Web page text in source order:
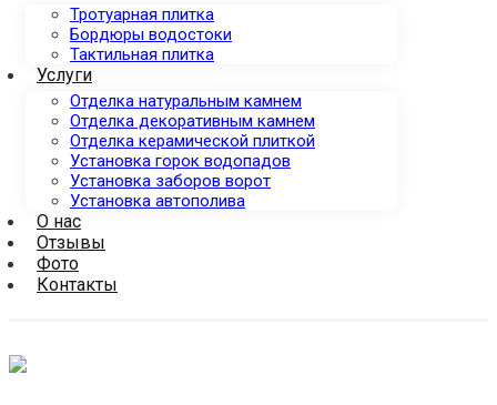
Тротуарная плитка
Бордюры водостоки
Тактильная плитка
Услуги
Отделка натуральным камнем
Отделка декоративным камнем
Отделка керамической плиткой
Установка горок водопадов
Установка заборов ворот
Установка автополива
О нас
Отзывы
Фото
Контакты